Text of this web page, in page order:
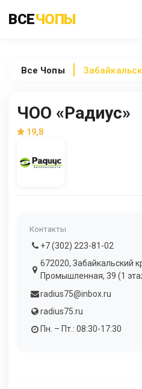
ВСЕЧОПЫ
Все Чопы
ЧОО «Радиус»
19,8
Контакты
+7 (302) 223-81-02
672020, Забайкальский
Промышленная, 39 (1
radius75@inbox.ru
radius75.ru
Пн. – Пт.: 08:30-17:30